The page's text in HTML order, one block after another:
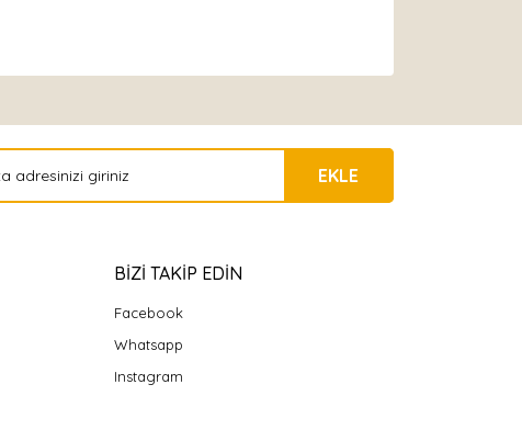
EKLE
BİZİ TAKİP EDİN
Facebook
Whatsapp
Instagram